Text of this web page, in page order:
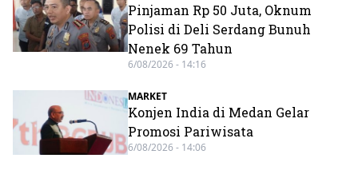
Pinjaman Rp 50 Juta, Oknum
Polisi di Deli Serdang Bunuh
Nenek 69 Tahun
6/08/2026 - 14:16
MARKET
Konjen India di Medan Gelar
Promosi Pariwisata
6/08/2026 - 14:06